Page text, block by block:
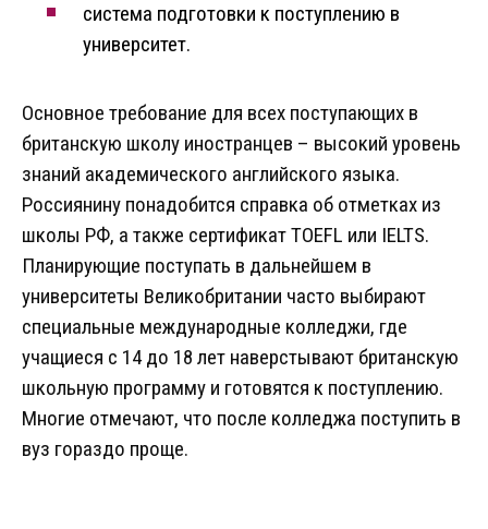
система подготовки к поступлению в
университет.
Основное требование для всех поступающих в
британскую школу иностранцев – высокий уровень
знаний академического английского языка.
Россиянину понадобится справка об отметках из
школы РФ, а также сертификат TOEFL или IELTS.
Планирующие поступать в дальнейшем в
университеты Великобритании часто выбирают
специальные международные колледжи, где
учащиеся с 14 до 18 лет наверстывают британскую
школьную программу и готовятся к поступлению.
Многие отмечают, что после колледжа поступить в
вуз гораздо проще.